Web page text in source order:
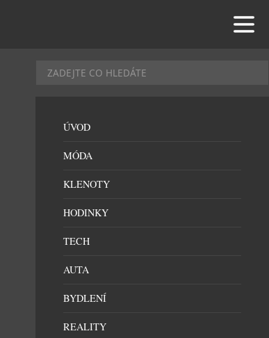
lidí.
ÚVOD
MÓDA
KLENOTY
HODINKY
TECH
AUTA
BYDLENÍ
REALITY